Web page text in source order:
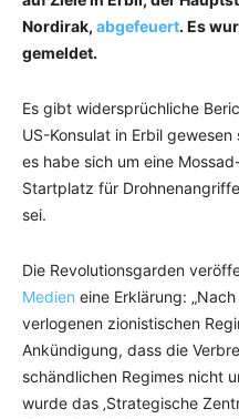
Nordirak, abgefeuert. Es
gemeldet.
Es gibt widersprüchliche
US-Konsulat in Erbil
es habe sich um eine
Startplatz für
sei.
Die Revolutionsgarden
Medien eine Erklärung:
verlogenen zionistischen
Ankündigung, dass die
schändlichen Regimes nicht
wurde das ‚Strategische